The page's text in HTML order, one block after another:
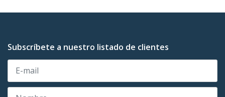
Subscríbete a nuestro listado de clientes